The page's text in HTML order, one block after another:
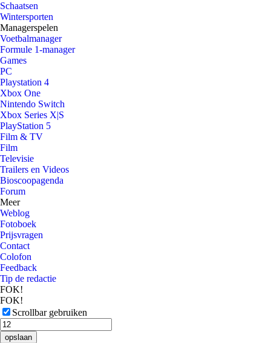
Schaatsen
Wintersporten
Managerspelen
Voetbalmanager
Formule 1-manager
Games
PC
Playstation 4
Xbox One
Nintendo Switch
Xbox Series X|S
PlayStation 5
Film & TV
Film
Televisie
Trailers en Videos
Bioscoopagenda
Forum
Meer
Weblog
Fotoboek
Prijsvragen
Contact
Colofon
Feedback
Tip de redactie
FOK!
FOK!
Scrollbar gebruiken
opslaan